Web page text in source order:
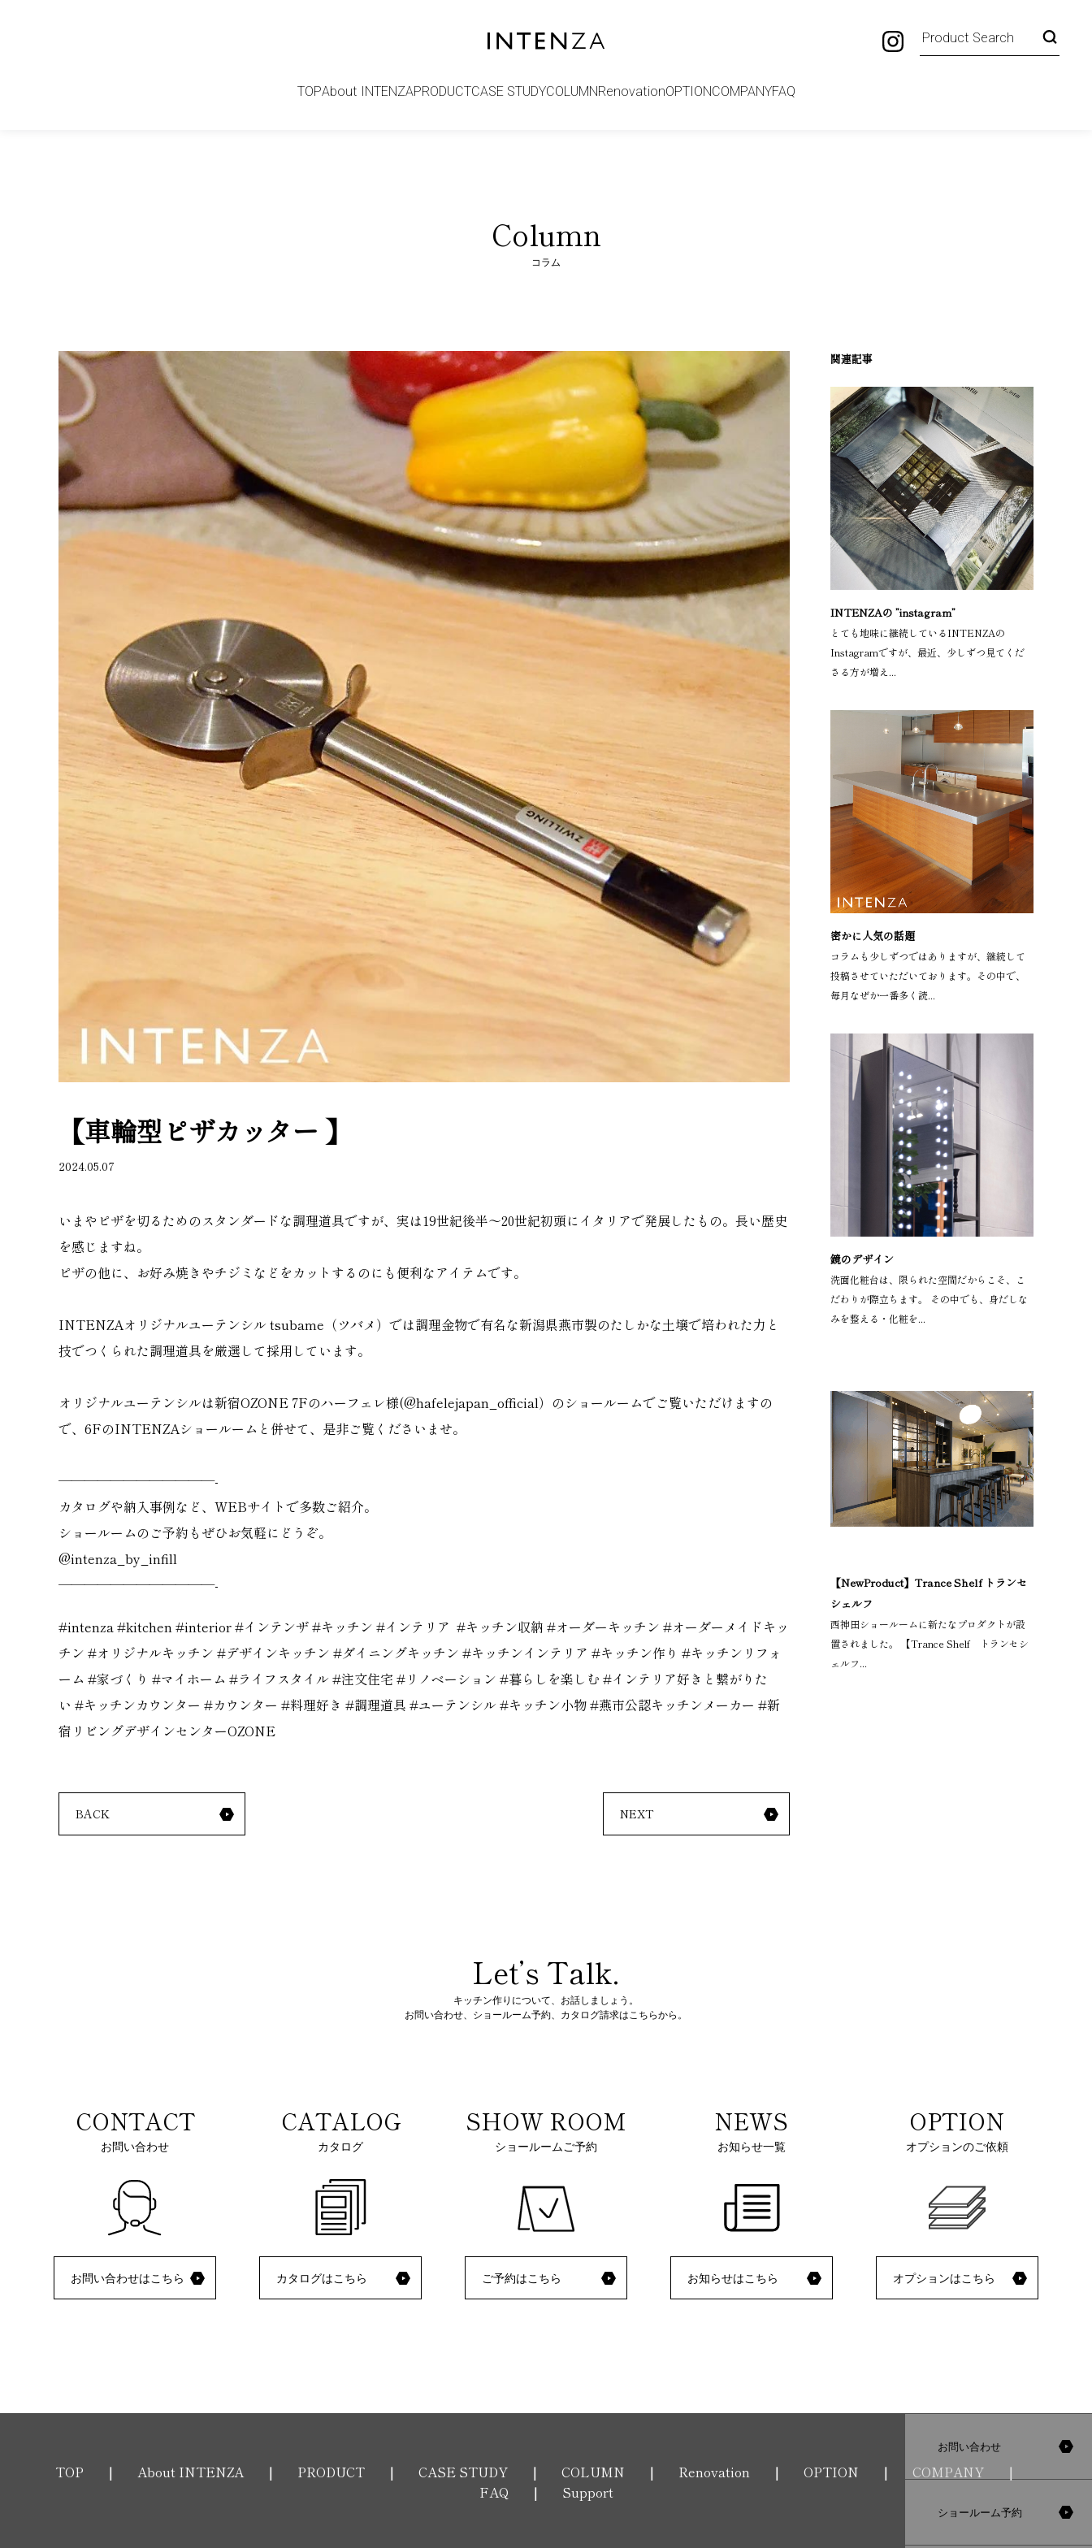
TOPAbout INTENZAPRODUCTCASE STUDYCOLUMNRenovationOPTIONCOMPANYFAQ
Column
コラム
【車輪型ピザカッター 】
2024.05.07
いまやピザを切るためのスタンダードな調理道具ですが、実は19世紀後半〜20世紀初頭にイタリアで発展したもの。長い歴史
を感じますね。
ピザの他に、お好み焼きやチジミなどをカットするのにも便利なアイテムです。
INTENZAオリジナルユーテンシル tsubame（ツバメ）では調理金物で有名な新潟県燕市製のたしかな土壌で培われた力と
技でつくられた調理道具を厳選して採用しています。
オリジナルユーテンシルは新宿OZONE 7Fのハーフェレ様(@hafelejapan_official）のショールームでご覧いただけますの
で、​6FのINTENZAショールームと併せて、是非ご覧くださいませ。
————————————-
カタログや納入事例など、WEBサイトで多数ご紹介。
ショールームのご予約もぜひお気軽にどうぞ。
@intenza_by_infill
————————————-
#intenza #kitchen #interior #インテンザ #キッチン #インテリア #キッチン収納 #オーダーキッチン #オーダーメイドキッ
チン #オリジナルキッチン #デザインキッチン #ダイニングキッチン #キッチンインテリア #キッチン作り #キッチンリフォ
ーム #家づくり #マイホーム #ライフスタイル #注文住宅 #リノベーション #暮らしを楽しむ #インテリア好きと繋がりた
い #キッチンカウンター #カウンター #料理好き #調理道具 #ユーテンシル #キッチン小物 #燕市公認キッチンメーカー #新
宿リビングデザインセンターOZONE
BACK NEXT
関連記事
INTENZAの ”instagram”
とても地味に継続しているINTENZAの
Instagramですが、最近、少しずつ見てくだ
さる方が増え...
密かに人気の話題
コラムも少しずつではありますが、継続して
投稿させていただいております。その中で、
毎月なぜか一番多く読...
鏡のデザイン
洗面化粧台は、限られた空間だからこそ、こ
だわりが際立ちます。 その中でも、身だしな
みを整える・化粧を...
【NewProduct】Trance Shelf トランセ
シェルフ
西神田ショールームに新たなプロダクトが設
置されました。 【Trance Shelf トランセシ
ェルフ...
Let’s Talk.
キッチン作りについて、お話しましょう。
お問い合わせ、ショールーム予約、 カタログ請求はこちらから。
CONTACT
お問い合わせ
お問い合わせはこちら
CATALOG
カタログ
カタログはこちら
SHOW ROOM
ショールームご予約
ご予約はこちら
NEWS
お知らせ一覧
お知らせはこちら
OPTION
オプションのご依頼
オプションはこちら
お問い合わせ
ショールーム予約
TOP About INTENZA PRODUCT CASE STUDY COLUMN Renovation OPTION
COMPANY
FAQ
Support